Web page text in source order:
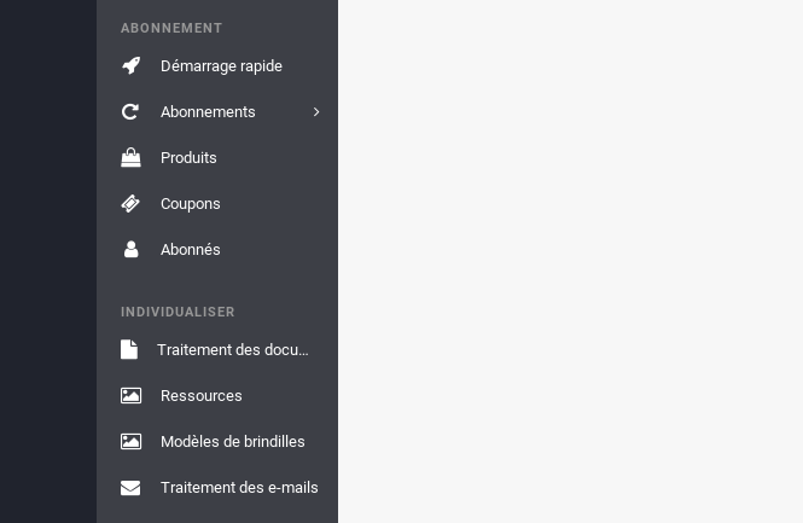
ABONNEMENT
Démarrage rapide
Abonnements
Produits
Coupons
Abonnés
INDIVIDUALISER
Traitement des documents
Ressources
Modèles de brindilles
Traitement des e-mails